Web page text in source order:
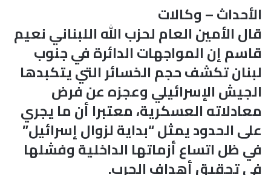
الأحداث – وكالات
قال الأمين العام لحزب الله اللبناني نعيم
قاسم إن المواجهات الدائرة في جنوب
لبنان تكشف حجم الخسائر التي يتكبدها
الجيش الإسرائيلي وعجزه عن فرض
معادلاته العسكرية، معتبرا أن ما يجري
على الحدود يمثل “بداية لزوال إسرائيل”
في ظل اتساع أزماتها الداخلية وفشلها
في تحقيق أهداف الحرب.